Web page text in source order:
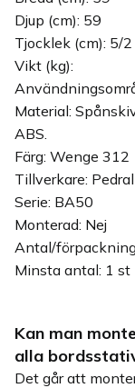
Djup (cm): 59
Tjocklek (cm): 5/2
Vikt (kg):
Material:
ABS.
Färg: Wenge 312
Tillverkare:
Serie: BA50
Monterad: Nej
Antal/
Minsta antal: 1 st
Kan man
alla
Det går att